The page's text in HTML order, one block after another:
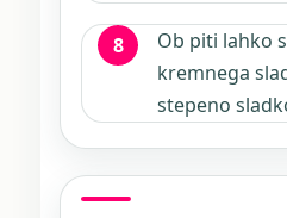
Ob piti lahko
kremnega
stepeno